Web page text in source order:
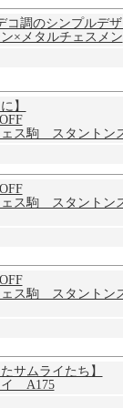
コ調のシンプルデザ
×メタルチェスメン
】
ェス駒 スタント
ェス駒 スタントン
ェス駒 スタントン
サムライたち】
A175